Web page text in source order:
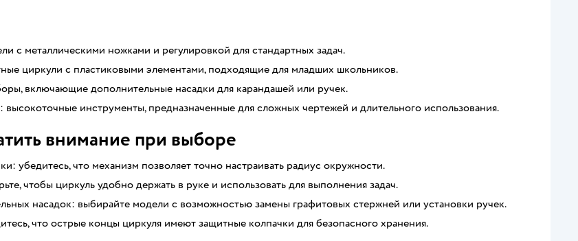
с металлическими ножками и регулировкой для стандартных задач.
циркули с пластиковыми элементами, подходящие для младших школьников.
включающие дополнительные насадки для карандашей или ручек.
инструменты, предназначенные для сложных чертежей и длительного использования.
внимание при выборе
убедитесь, что механизм позволяет точно настраивать радиус окружности.
чтобы циркуль удобно держать в руке и использовать для выполнения задач.
насадок: выбирайте модели с возможностью замены графитовых стержней или установки ручек.
что острые концы циркуля имеют защитные колпачки для безопасного хранения.